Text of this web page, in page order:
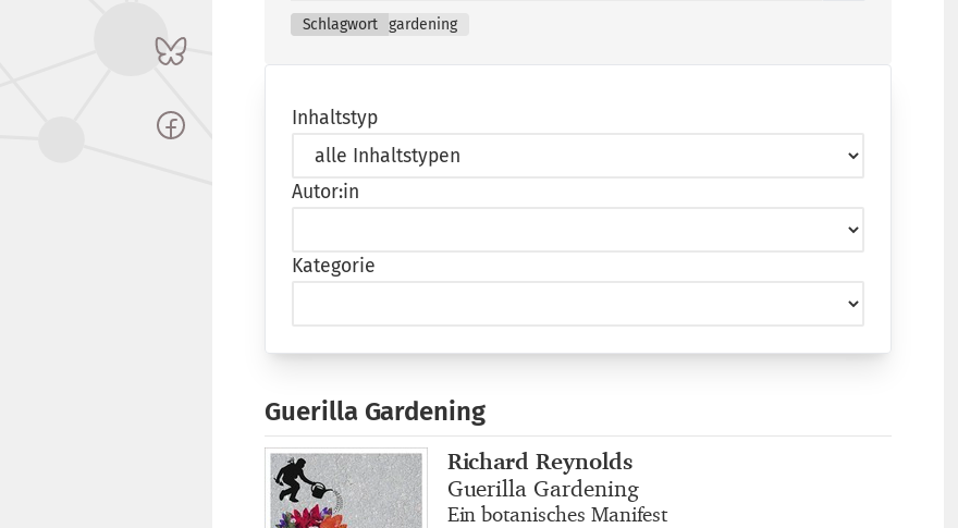
Schlagwort gardening
Inhaltstyp
Autor:in
Kategorie
Guerilla Gardening
Buchautor_innen
Richard Reynolds
Buchtitel
Guerilla Gardening
Buchuntertitel
Ein botanisches Manifest